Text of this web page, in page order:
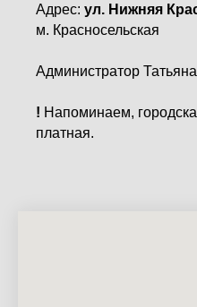
Адрес: ул. Нижняя
м. Красносельская
Администратор
! Напоминаем,
платная.